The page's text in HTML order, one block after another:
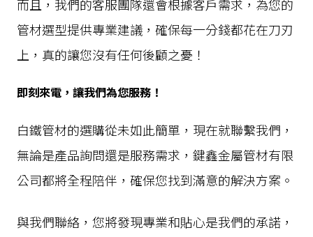
而且，我們的客服團隊還會根據客戶需求，為您的
管材選型提供專業建議，確保每一分錢都花在刀刃
上，真的讓您沒有任何後顧之憂！
即刻來電，讓我們為您服務！
白鐵管材的選購從未如此簡單，現在就聯繫我們，
無論是產品詢問還是服務需求，鍵鑫金屬管材有限
公司都將全程陪伴，確保您找到滿意的解決方案。
與我們聯絡，您將發現專業和貼心是我們的承諾，